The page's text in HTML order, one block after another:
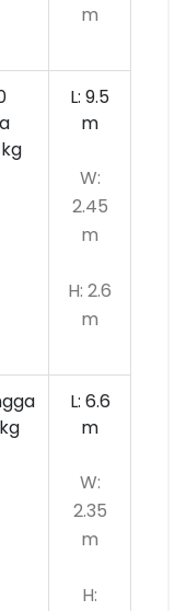
m
L: 9.5
m
W:
2.45
m
H: 2.6
m
L: 6.6
m
W:
2.35
m
H: